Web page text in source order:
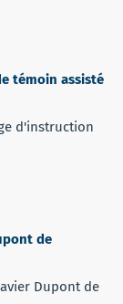
témoin assisté
d'instruction
de
Dupont de